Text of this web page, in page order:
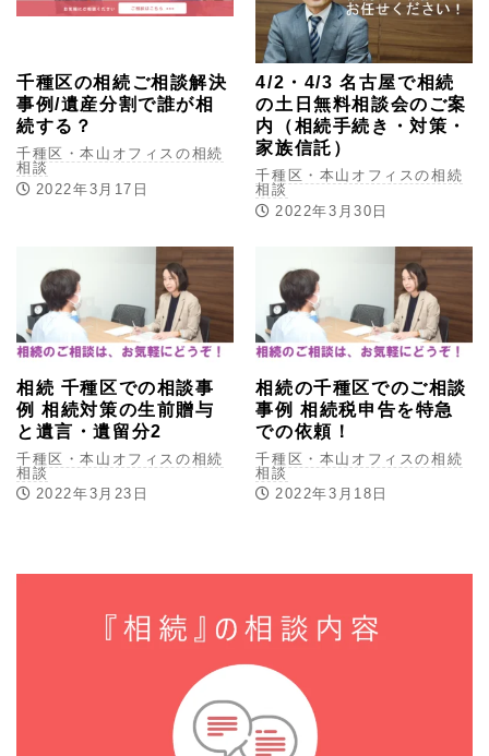
千種区の相続ご相談解決
事例/遺産分割で誰が相
続する？
千種区・本山オフィスの相続
相談
2022年3月17日
4/2・4/3 名古屋で相続
の土日無料相談会のご案
内（相続手続き・対策・
家族信託）
千種区・本山オフィスの相続
相談
2022年3月30日
相続 千種区での相談事
例 相続対策の生前贈与
と遺言・遺留分2
千種区・本山オフィスの相続
相談
2022年3月23日
相続の千種区でのご相談
事例 相続税申告を特急
での依頼！
千種区・本山オフィスの相続
相談
2022年3月18日